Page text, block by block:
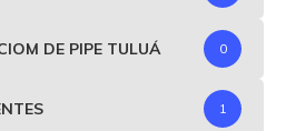
DE PIPE TULUÁ 0
1